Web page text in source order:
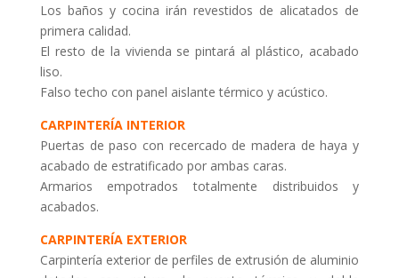
Los baños y cocina irán revestidos de alicatados de
primera calidad.
El resto de la vivienda se pintará al plástico, acabado
liso.
Falso techo con panel aislante térmico y acústico.
CARPINTERÍA INTERIOR
Puertas de paso con recercado de madera de haya y
acabado de estratificado por ambas caras.
Armarios empotrados totalmente distribuidos y
acabados.
CARPINTERÍA EXTERIOR
Carpintería exterior de perfiles de extrusión de aluminio